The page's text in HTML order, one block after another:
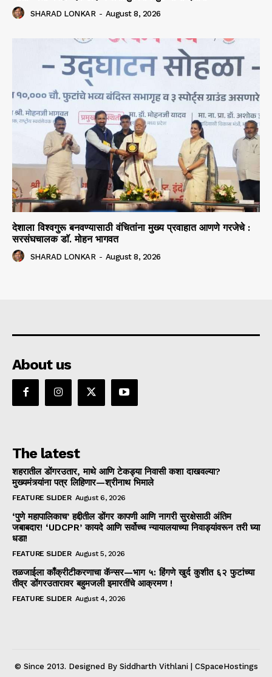
SHARAD LONKAR - August 8, 2026
देशाला विश्वगुरू बनवण्यासाठी वंचितांना मुख्य प्रवाहात आणणे गरजेचे :
सरसंघचालक डाॅ. मोहन भागवत
SHARAD LONKAR - August 8, 2026
About us
The latest
शहरातील डोंगरउतार, माथे आणि टेकड्या निवासी कशा दाखवल्या?
मुख्यमंत्र्यांना पत्र लिहिणार—श्रीनाथ भिमाले
FEATURE SLIDER August 6, 2026
‘पुणे महापालिकाच’ हद्दीतील डोंगर कापणी आणि नागरी सुरक्षेसाठी अंतिम
जबाबदार! ‘UDCPR’ कायदे आणि सर्वोच्च न्यायालयाच्या निवाड्यांवरून तरी घ्या
धडा!
FEATURE SLIDER August 5, 2026
तळजाईला काँक्रीटीकरणाचा कॅन्सर—भाग ५: हिंगणे खुर्द कुशीत ६२ फुटांच्या
तीव्र डोंगरउतारावर बहुमजली इमारतींचे आक्रमण !
FEATURE SLIDER August 4, 2026
© Since 2013. Designed By Siddharth Vithlani | CSpaceHostings